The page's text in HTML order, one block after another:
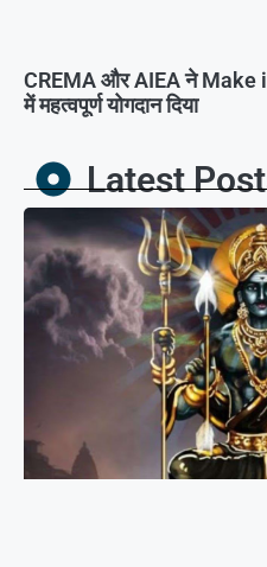
CREMA और AIEA ने Make
में महत्वपूर्ण योगदान दिया
Latest